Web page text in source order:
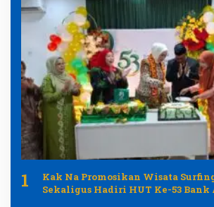
1
Kak Na Promosikan Wisata
Sekaligus Hadiri HUT Ke-53 Bank